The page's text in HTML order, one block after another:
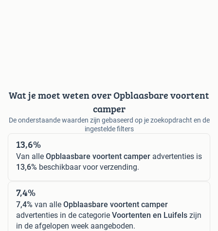
Wat je moet weten over Opblaasbare voortent
camper
De onderstaande waarden zijn gebaseerd op je zoekopdracht en de
ingestelde filters
13,6%
Van alle Opblaasbare voortent camper advertenties is
13,6% beschikbaar voor verzending.
7,4%
7,4% van alle Opblaasbare voortent camper
advertenties in de categorie Voortenten en Luifels zijn
in de afgelopen week aangeboden.